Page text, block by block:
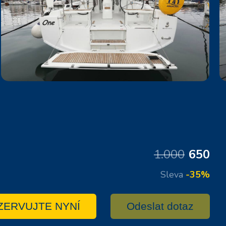
1.000 650
Sleva -35%
NYNÍ Odeslat dotaz